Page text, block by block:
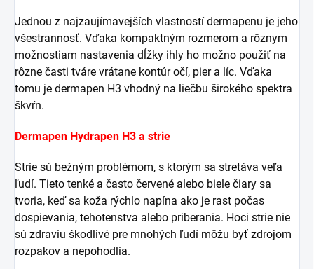
Jednou z najzaujímavejších vlastností dermapenu je jeho
všestrannosť. Vďaka kompaktným rozmerom a rôznym
možnostiam nastavenia dĺžky ihly ho možno použiť na
rôzne časti tváre vrátane kontúr očí, pier a líc. Vďaka
tomu je dermapen H3 vhodný na liečbu širokého spektra
škvŕn.
Dermapen Hydrapen H3 a strie
Strie sú bežným problémom, s ktorým sa stretáva veľa
ľudí. Tieto tenké a často červené alebo biele čiary sa
tvoria, keď sa koža rýchlo napína ako je rast počas
dospievania, tehotenstva alebo priberania. Hoci strie nie
sú zdraviu škodlivé pre mnohých ľudí môžu byť zdrojom
rozpakov a nepohodlia.